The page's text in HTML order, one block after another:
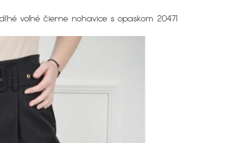
voľné čierne nohavice s opaskom 20471